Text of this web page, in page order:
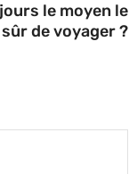
le moyen le
de voyager ?